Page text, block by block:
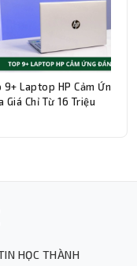
9+ Laptop HP Cảm Ứng
Giá Chỉ Từ 16 Triệu
HỌC THÀNH